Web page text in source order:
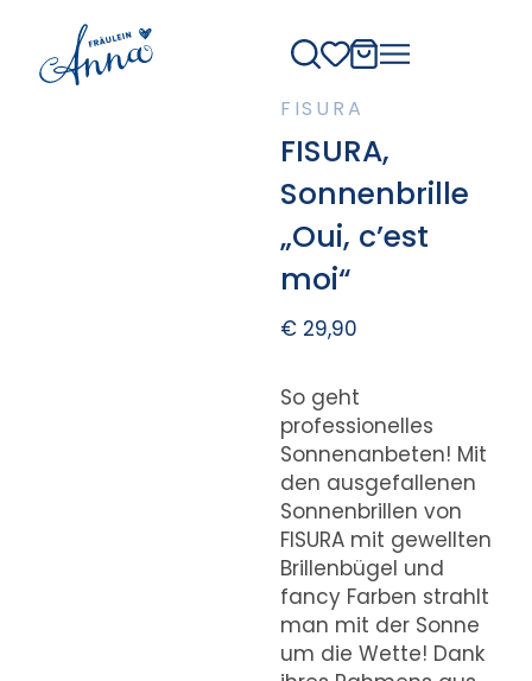
FISURA
FISURA,
Sonnenbrille
„Oui, c’est
moi“
€29,90
So geht
professionelles
Sonnenanbeten! Mit
den ausgefallenen
Sonnenbrillen von
FISURA mit gewellten
Brillenbügel und
fancy Farben strahlt
man mit der Sonne
um die Wette! Dank